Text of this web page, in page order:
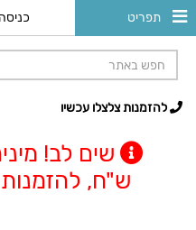
תפריט
להזמנות צלצלו עכשיו
ש"ח, להזמנות 08-8564549